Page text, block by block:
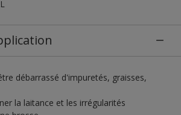
débarrassé d'impuretés, graisses,
la laitance et les irrégularités